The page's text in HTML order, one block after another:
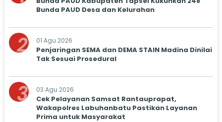
Bunda PAUD Desa dan Kelurahan
2 01 Agu 2026
Penjaringan SEMA dan DEMA STAIN Madina Dinilai
Tak Sesuai Prosedural
3 03 Agu 2026
Cek Pelayanan Samsat Rantauprapat,
Wakapolres Labuhanbatu Pastikan Layanan
Prima untuk Masyarakat